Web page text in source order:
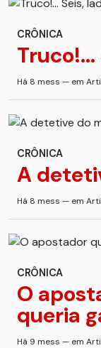
CRÔNICA
Há 8 mess — em
CRÔNICA
A
Há 8 mess — em
CRÔNICA
O
queria
Há 9 mess — em